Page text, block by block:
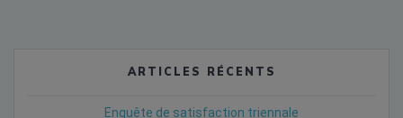
ARTICLES RÉCENTS
Enquête de satisfaction triennale